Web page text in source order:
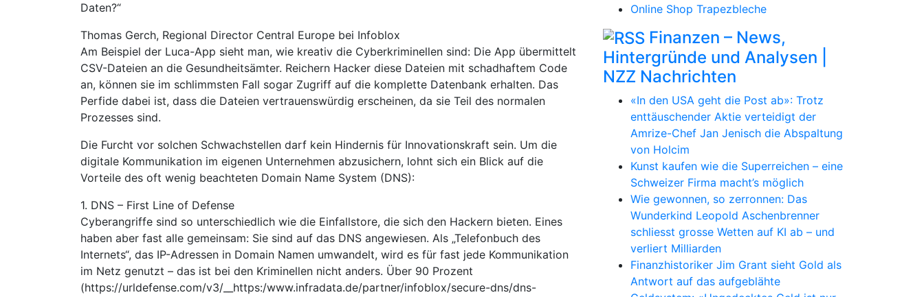
Daten?“
Thomas Gerch, Regional Director Central Europe bei Infoblox
Am Beispiel der Luca-App sieht man, wie kreativ die Cyberkriminellen sind: Die App übermittelt
CSV-Dateien an die Gesundheitsämter. Reichern Hacker diese Dateien mit schadhaftem Code
an, können sie im schlimmsten Fall sogar Zugriff auf die komplette Datenbank erhalten. Das
Perfide dabei ist, dass die Dateien vertrauenswürdig erscheinen, da sie Teil des normalen
Prozesses sind.
Die Furcht vor solchen Schwachstellen darf kein Hindernis für Innovationskraft sein. Um die
digitale Kommunikation im eigenen Unternehmen abzusichern, lohnt sich ein Blick auf die
Vorteile des oft wenig beachteten Domain Name System (DNS):
1. DNS – First Line of Defense
Cyberangriffe sind so unterschiedlich wie die Einfallstore, die sich den Hackern bieten. Eines
haben aber fast alle gemeinsam: Sie sind auf das DNS angewiesen. Als „Telefonbuch des
Internets“, das IP-Adressen in Domain Namen umwandelt, wird es für fast jede Kommunikation
im Netz genutzt – das ist bei den Kriminellen nicht anders. Über 90 Prozent
(https://urldefense.com/v3/__https:/www.infradata.de/partner/infoblox/secure-dns/dns-
Online Shop Trapezbleche
Finanzen – News,
Hintergründe und Analysen |
NZZ Nachrichten
«In den USA geht die Post ab»: Trotz
enttäuschender Aktie verteidigt der
Amrize-Chef Jan Jenisch die Abspaltung
von Holcim
Kunst kaufen wie die Superreichen – eine
Schweizer Firma macht’s möglich
Wie gewonnen, so zerronnen: Das
Wunderkind Leopold Aschenbrenner
schliesst grosse Wetten auf KI ab – und
verliert Milliarden
Finanzhistoriker Jim Grant sieht Gold als
Antwort auf das aufgeblähte